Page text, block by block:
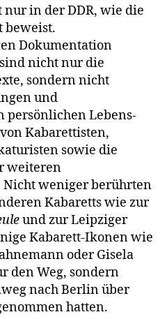
in der DDR, wie die
be­weist.
Dokumentation
nicht nur die
sondern nicht
und
persönlichen Lebens-
Kabarettisten,
sowie die
weiteren
weniger berührten
Kabaretts wie zur
und zur Leipziger
Kabarett-Ikonen wie
oder Gisela
den Weg, sondern
nach Berlin über
hatten.